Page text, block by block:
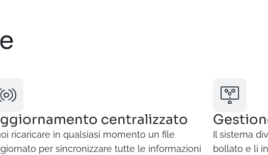
centralizzato
ricaricare in qualsiasi momento un file
per sincronizzare tutte le informazioni
Il sistema
bollato e li